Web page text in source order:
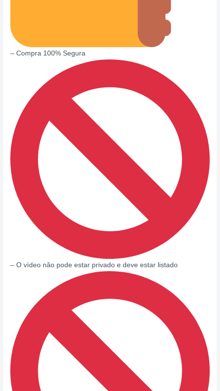
– Compra 100% Segura
– O vídeo não pode estar privado e deve estar listado